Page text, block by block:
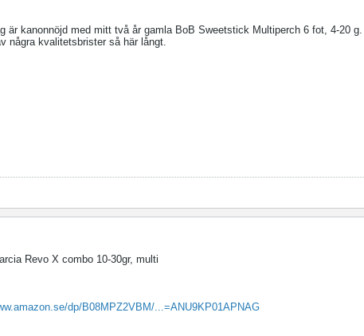
är kanonnöjd med mitt två år gamla BoB Sweetstick Multiperch 6 fot, 4-20
några kvalitetsbrister så här långt.
Revo X combo 10-30gr, multi
dp/B08MPZ2VBM/...=ANU9KP01APNAG